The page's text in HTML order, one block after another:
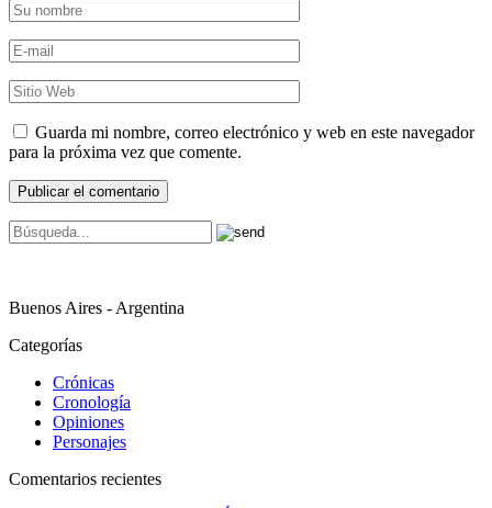
Guarda mi nombre, correo electrónico y web en este navegador
para la próxima vez que comente.
Buenos Aires - Argentina
Categorías
Crónicas
Cronología
Opiniones
Personajes
Comentarios recientes